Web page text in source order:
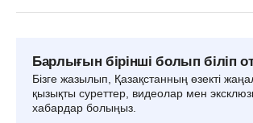
Барлығын бірінші болып біліп
Бізге жазылып, Қазақстанның өзекті
қызықты суреттер, видеолар мен
хабардар болыңыз.